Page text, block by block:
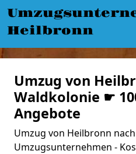
Heilbronn
Umzug von
Waldkolonie ☛
Angebote
Umzug von Heilbronn
Umzugsunternehmen -